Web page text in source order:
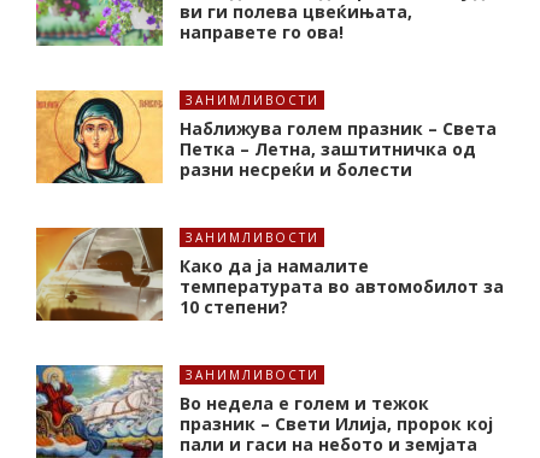
ви ги полева цвеќињата,
направете го ова!
ЗАНИМЛИВОСТИ
Наближува голем празник – Света
Петка – Летна, заштитничка од
разни несреќи и болести
ЗАНИМЛИВОСТИ
Како да ја намалите
температурата во автомобилот за
10 степени?
ЗАНИМЛИВОСТИ
Во недела е голем и тежок
празник – Свети Илија, пророк кој
пали и гаси на небото и земјата